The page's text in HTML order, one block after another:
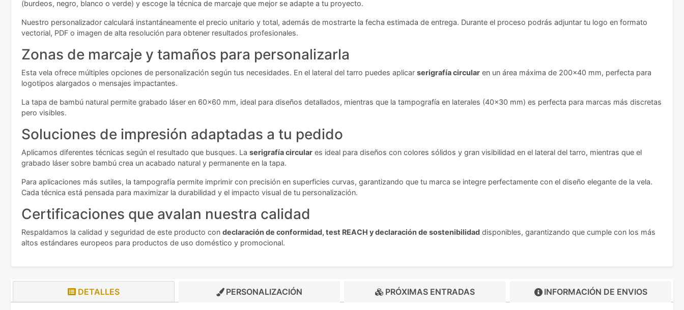
(burdeos, negro, blanco o verde) y escoge la técnica de marcaje que mejor se adapte a tu proyecto.
Nuestro personalizador calculará instantáneamente el precio unitario y total, además de mostrarte la fecha estimada de entrega. Durante el proceso podrás adjuntar tu logo en formato
vectorial, PDF o imagen de alta resolución para obtener resultados profesionales.
Zonas de marcaje y tamaños para personalizarla
Esta vela ofrece múltiples opciones de personalización según tus necesidades. En el lateral del tarro puedes aplicar serigrafía circular en un área máxima de 200x40 mm, perfecta para
logotipos alargados o mensajes impactantes.
La tapa de bambú natural permite grabado láser en 60x60 mm, ideal para diseños detallados, mientras que la tampografía en laterales (40x30 mm) es perfecta para marcas más discretas
pero visibles.
Soluciones de impresión adaptadas a tu pedido
Aplicamos diferentes técnicas según el resultado que busques. La serigrafía circular es ideal para diseños con colores sólidos y gran visibilidad en el lateral del tarro, mientras que el
grabado láser sobre bambú crea un acabado natural y permanente en la tapa.
Para aplicaciones más sutiles, la tampografía permite imprimir con precisión en superficies curvas, garantizando que tu marca se integre perfectamente con el diseño elegante de la vela.
Cada técnica está pensada para maximizar la durabilidad y el impacto visual de tu personalización.
Certificaciones que avalan nuestra calidad
Respaldamos la calidad y seguridad de este producto con declaración de conformidad, test REACH y declaración de sostenibilidad disponibles, garantizando que cumple con los más
altos estándares europeos para productos de uso doméstico y promocional.
DETALLES PERSONALIZACIÓN PRÓXIMAS ENTRADAS INFORMACIÓN DE ENVIOS